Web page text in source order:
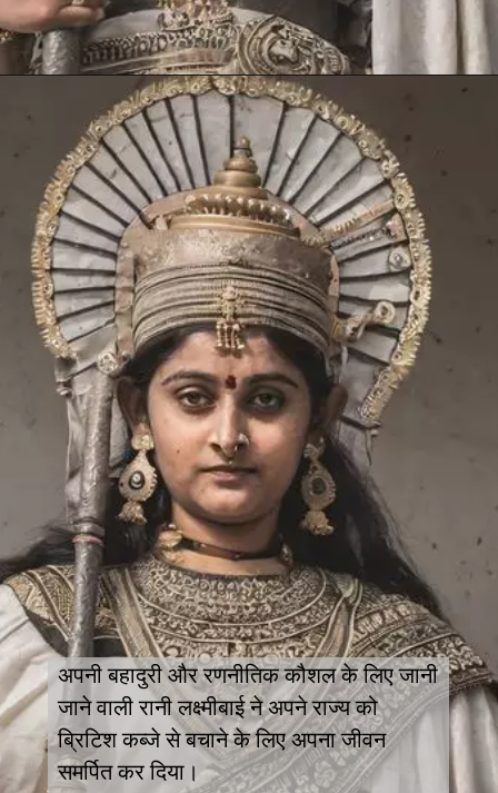
अपनी बहादुरी और रणनीतिक कौशल के लिए जानी
जाने वाली रानी लक्ष्मीबाई ने अपने राज्य को
ब्रिटिश कब्जे से बचाने के लिए अपना जीवन
समर्पित कर दिया।